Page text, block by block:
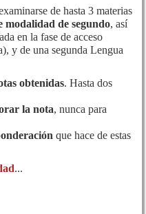
de hasta 3 materias
modalidad de segundo, así
en la fase de acceso
y de una segunda Lengua
obtenidas. Hasta dos
la nota, nunca para
que hace de estas
...